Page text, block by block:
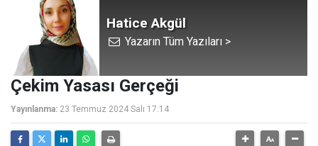
Hatice Akgül
Yazarın Tüm Yazıları >
Çekim Yasası Gerçeği
Yayınlanma: 23 Temmuz 2024 Salı 17:14